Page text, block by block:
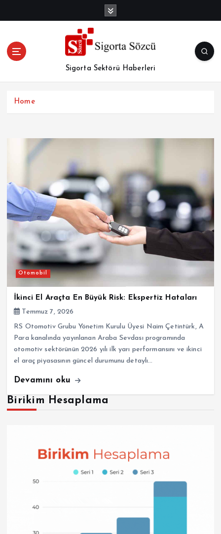
Sigorta Sektörü Haberleri
Home
Otomobil
İkinci El Araçta En Büyük Risk: Ekspertiz Hataları
Temmuz 7, 2026
RS Otomotiv Grubu Yönetim Kurulu Üyesi Naim Çetintürk, A
Para kanalında yayınlanan Araba Sevdası programında
otomotiv sektörünün 2026 yılı ilk yarı performansını ve ikinci
el araç piyasasının güncel durumunu detaylı…
Devamını oku
Birikim Hesaplama